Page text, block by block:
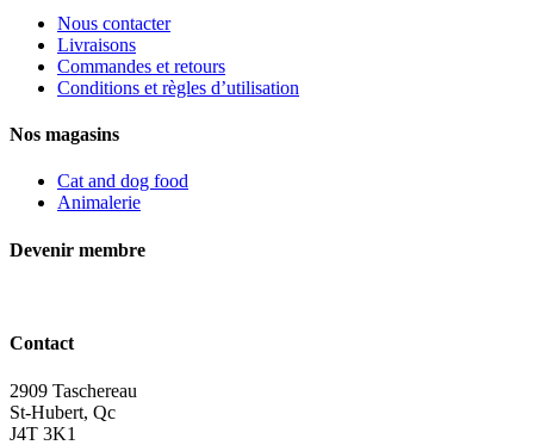
Nous contacter
Livraisons
Commandes et retours
Conditions et règles d’utilisation
Nos magasins
Cat and dog food
Animalerie
Devenir membre
Contact
2909 Taschereau
St-Hubert, Qc
J4T 3K1